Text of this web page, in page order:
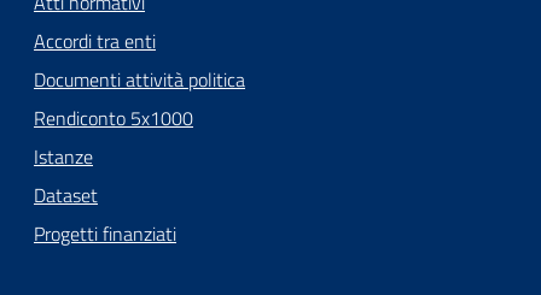
Accordi tra enti
Documenti attività politica
Rendiconto 5x1000
Istanze
Dataset
Progetti finanziati